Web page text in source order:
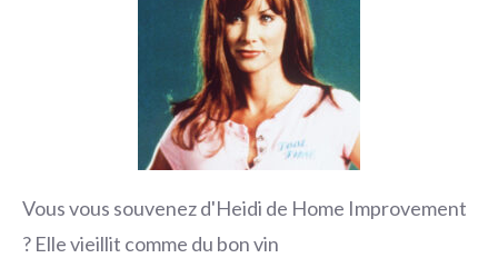
Vous vous souvenez d'Heidi de Home Improvement
? Elle vieillit comme du bon vin